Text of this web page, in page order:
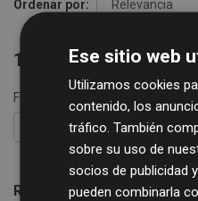
Ordenar por
1 conjunto de datos
Formatos: etiquetas:
FILTRAR RESULTADOS
Rutas de Bibliobús
Ese sitio web
Utilizamos cookies
contenido, los
tráfico. También
sobre su uso de
socios de publicidad
pueden combinarla